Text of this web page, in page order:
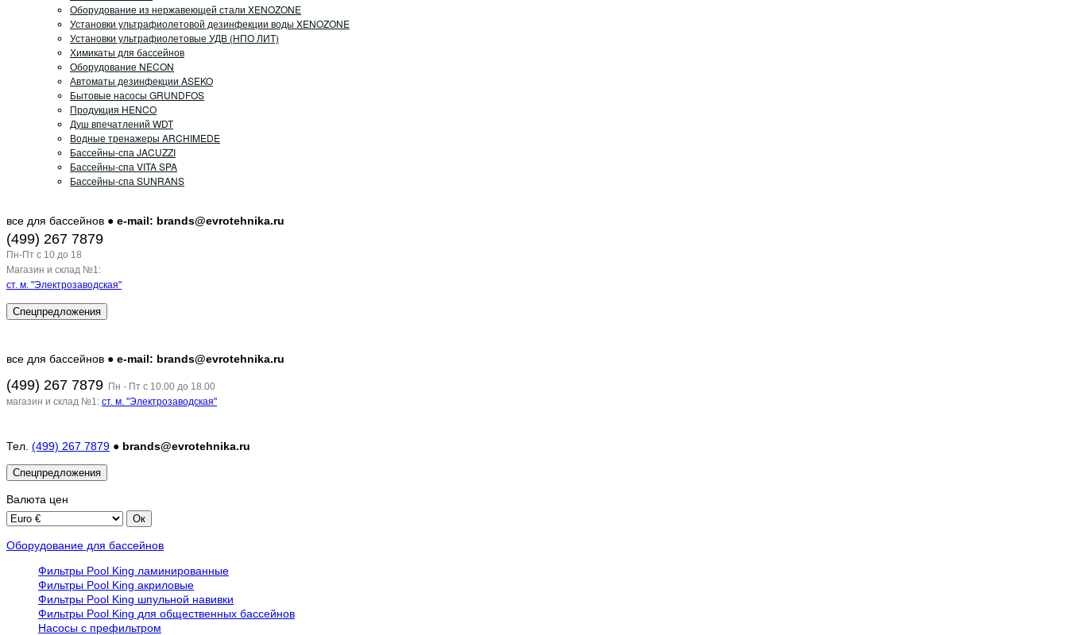
Оборудование из нержавеющей стали XENOZONE
Установки ультрафиолетовой дезинфекции воды XENOZONE
Установки ультрафиолетовые УДВ (НПО ЛИТ)
Химикаты для бассейнов
Оборудование NECON
Автоматы дезинфекции ASEKO
Бытовые насосы GRUNDFOS
Продукция HENCO
Душ впечатлений WDT
Водные тренажеры ARCHIMEDE
Бассейны-спа JACUZZI
Бассейны-спа VITA SPA
Бассейны-спа SUNRANS
все для бассейнов ● e-mail: brands@evrotehnika.ru
(499) 267 7879
Пн-Пт c 10 до 18
Магазин и склад №1:
ст. м. "Электрозаводская"
Спецпредложения
все для бассейнов ● e-mail: brands@evrotehnika.ru
(499) 267 7879 Пн - Пт с 10.00 до 18.00
магазин и склад №1: ст. м. "Электрозаводская"
Тел. (499) 267 7879 ● brands@evrotehnika.ru
Спецпредложения
Валюта цен
Оборудование для бассейнов
Фильтры Pool King ламинированные
Фильтры Pool King акриловые
Фильтры Pool King шпульной навивки
Фильтры Pool King для общественных бассейнов
Насосы с префильтром